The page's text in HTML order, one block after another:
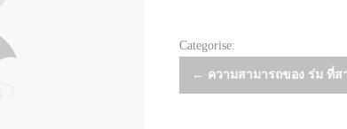
Categorise:
Post
← ความสามารถของ ร่ม ที่ส